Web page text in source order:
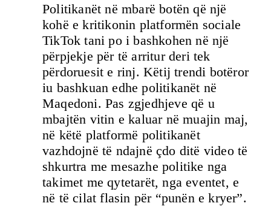
Politikanët në mbarë botën që një
kohë e kritikonin platformën sociale
TikTok tani po i bashkohen në një
përpjekje për të arritur deri tek
përdoruesit e rinj. Këtij trendi botëror
iu bashkuan edhe politikanët në
Maqedoni. Pas zgjedhjeve që u
mbajtën vitin e kaluar në muajin maj,
në këtë platformë politikanët
vazhdojnë të ndajnë çdo ditë video të
shkurtra me mesazhe politike nga
takimet me qytetarët, nga eventet, e
në të cilat flasin për “punën e kryer”.